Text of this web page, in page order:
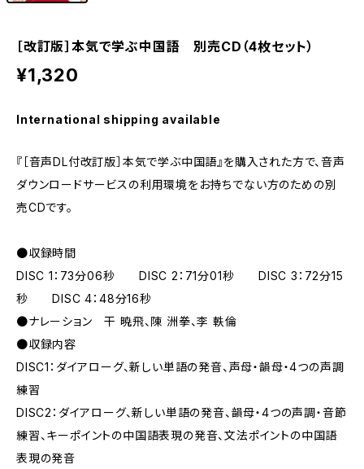
［改訂版］本気で学ぶ中国語 別売CD（4枚セット）
¥1,320
International shipping available
『［音声DL付改訂版］本気で学ぶ中国語』を購入された方で、音声
ダウンロードサービスの利用環境をお持ちでない方のための別
売CDです。
●収録時間
DISC 1：73分06秒 DISC 2：71分01秒 DISC 3：72分15
秒 DISC 4：48分16秒
●ナレーション 干 暁飛、陳 洲拳、李 軼倫
●収録内容
DISC1：ダイアローグ、新しい単語の発音、声母・韻母・4つの声調
練習
DISC2：ダイアローグ、新しい単語の発音、韻母・4つの声調・音節
練習、キーポイントの中国語表現の発音、文法ポイントの中国語
表現の発音